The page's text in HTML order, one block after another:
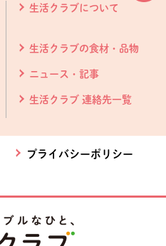
生活クラブについて
生活クラブの食材・品物
ニュース・記事
生活クラブ 連絡先一覧
プライバシーポリシー